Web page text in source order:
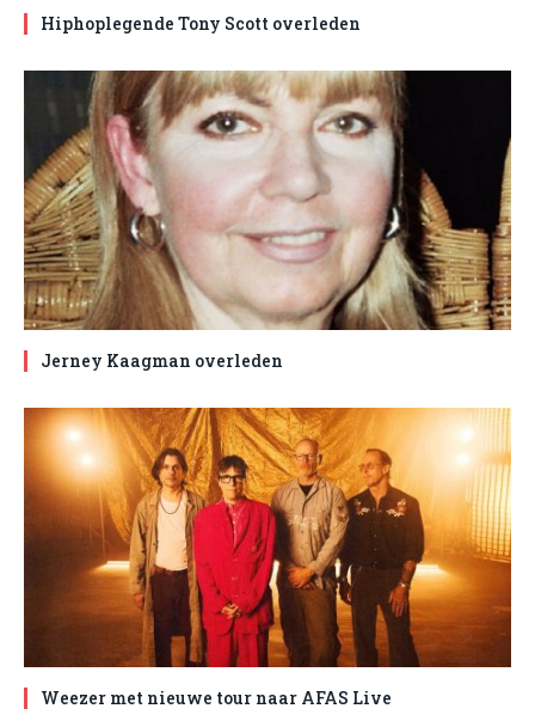
Hiphoplegende Tony Scott overleden
Jerney Kaagman overleden
Weezer met nieuwe tour naar AFAS Live